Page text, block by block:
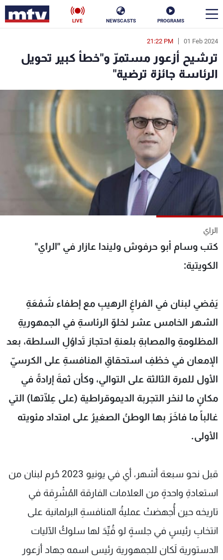
PROGRAMS
NEWSCASTS
LIVE
01 Feb 2024
21:22 PM
ترشيح أزعور مستمرّ و"خطأ كبير تحويل
الرئاسة جائزة ترضية"
الراي
كتب وسام أبو حرفوش وليندا عازار في "الراي"
الكويتية:
يَمْضي لبنان في الفراغِ الرهيبِ مع إطفاء شَمْعَةِ
الشهر الخامس عشر لخلوّ الرئاسةِ في الجمهوريةِ
المظلومةِ والمصابةِ بلعنةِ احتجاز تَداوُلِ السلطة، بعد
الإمعان في خطْفِ استحقاقِ المنافسةِ على الكرسيّ
الأول للمرة الثالثة على التوالي، وكأن ثمةَ إرادةً في
مكانٍ ما لنحْر التجربة الديموقراطية (على عِلّاتها) التي
غالباً ما فاخَرَ بها الوطنُ الصغيرُ على امتداد مئويته
الأولى.
قبل نحو سبعة أشهر، أي في يونيو 2023 حُرم لبنان من
استعادةِ واحدةٍ من العلامات الفارقة المُشْرِقة في
تاريخه حين أُجهضتْ عمليةُ المنافسةِ البرلمانية على
انتخابِ رئيسٍ في جلسةٍ لو قُيِّدَ لها سلوكُ الآليات
الدستورية لَكان للجمهورية رئيس اسمه جهاد أزعور
en
الأخبار
سياسة ناس
إقتصاد
منوعات
كأس العالم
البرامج
شاهد البرامج
الترددات
لاعلاناتكم
شروط الإسـتخدام
سياسة الخصوصية